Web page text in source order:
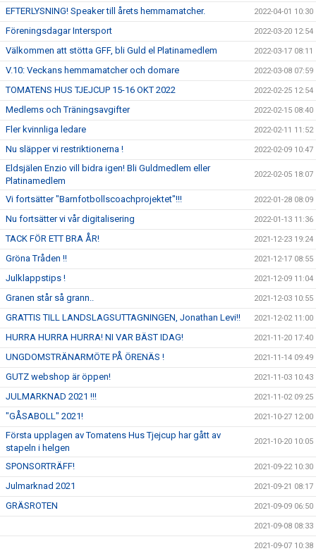
EFTERLYSNING! Speaker till årets hemmamatcher. 2022-04-01 10:30
Föreningsdagar Intersport 2022-03-20 12:54
Välkommen att stötta GFF, bli Guld el Platinamedlem 2022-03-17 08:11
V.10: Veckans hemmamatcher och domare 2022-03-08 07:59
TOMATENS HUS TJEJCUP 15-16 OKT 2022 2022-02-25 12:54
Medlems och Träningsavgifter 2022-02-15 08:40
Fler kvinnliga ledare 2022-02-11 11:52
Nu släpper vi restriktionerna ! 2022-02-09 10:47
Eldsjälen Enzio vill bidra igen! Bli Guldmedlem eller
Platinamedlem
2022-02-05 18:07
Vi fortsätter "Barnfotbollscoachprojektet"!!! 2022-01-28 08:09
Nu fortsätter vi vår digitalisering 2022-01-13 11:36
TACK FÖR ETT BRA ÅR! 2021-12-23 19:24
Gröna Tråden !! 2021-12-17 08:55
Julklappstips ! 2021-12-09 11:04
Granen står så grann.. 2021-12-03 10:55
GRATTIS TILL LANDSLAGSUTTAGNINGEN, Jonathan Levi!! 2021-12-02 11:00
HURRA HURRA HURRA! NI VAR BÄST IDAG! 2021-11-20 17:40
UNGDOMSTRÄNARMÖTE PÅ ÖRENÄS ! 2021-11-14 09:49
GUTZ webshop är öppen! 2021-11-03 10:43
JULMARKNAD 2021 !!! 2021-11-02 09:25
"GÅSABOLL" 2021! 2021-10-27 12:00
Första upplagen av Tomatens Hus Tjejcup har gått av
stapeln i helgen
2021-10-20 10:05
SPONSORTRÄFF! 2021-09-22 10:30
Julmarknad 2021 2021-09-21 08:17
GRÄSROTEN 2021-09-09 06:50
2021-09-08 08:33
2021-09-07 10:38